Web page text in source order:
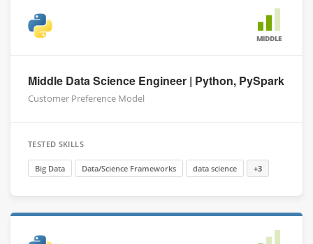
MIDDLE
Middle Data Science Engineer | Python, PySpark
Customer Preference Model
TESTED SKILLS
Big Data Data/Science Frameworks data science +3